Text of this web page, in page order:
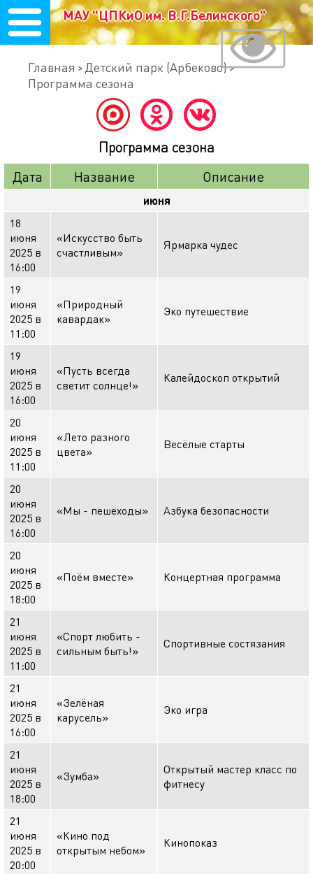
МАУ "ЦПКиО им. В.Г.Белинского"
Главная
Детский парк (Арбеково)
Программа сезона
Программа сезона
Дата
Название Описание
июня
18
июня
2025 в
16:00
«Искусство быть
счастливым»
Ярмарка чудес
19
июня
2025 в
11:00
«Природный
кавардак»
Эко путешествие
19
июня
2025 в
16:00
«Пусть всегда
светит солнце!»
Калейдоскоп открытий
20
июня
2025 в
11:00
«Лето разного
цвета»
Весёлые старты
20
июня
2025 в
16:00
«Мы - пешеходы» Азбука безопасности
20
июня
2025 в
18:00
«Поём вместе» Концертная программа
21
июня
2025 в
11:00
«Спорт любить -
сильным быть!»
Спортивные состязания
21
июня
2025 в
16:00
«Зелёная
карусель»
Эко игра
21
июня
2025 в
18:00
«Зумба»
Открытый мастер класс по
фитнесу
21
июня
2025 в
20:00
«Кино под
открытым небом»
Кинопоказ